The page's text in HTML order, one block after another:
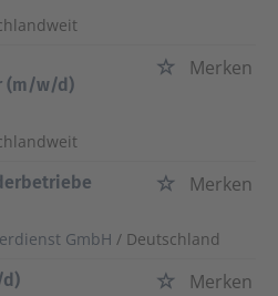
(m/w/d)
Merken
Merken
GmbH / Deutschland
Merken